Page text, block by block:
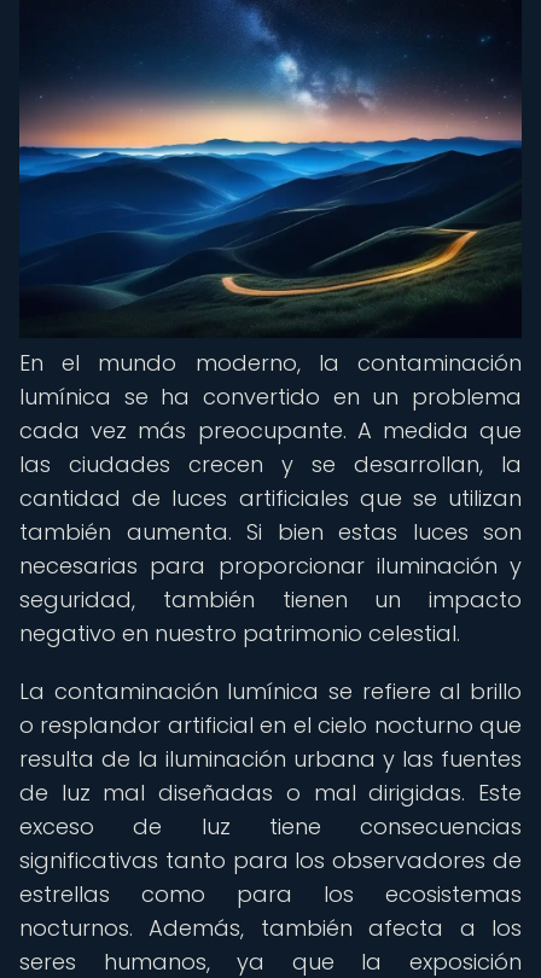
En el mundo moderno, la contaminación
lumínica se ha convertido en un problema
cada vez más preocupante. A medida que
las ciudades crecen y se desarrollan, la
cantidad de luces artificiales que se utilizan
también aumenta. Si bien estas luces son
necesarias para proporcionar iluminación y
seguridad, también tienen un impacto
negativo en nuestro patrimonio celestial.
La contaminación lumínica se refiere al brillo
o resplandor artificial en el cielo nocturno que
resulta de la iluminación urbana y las fuentes
de luz mal diseñadas o mal dirigidas. Este
exceso de luz tiene consecuencias
significativas tanto para los observadores de
estrellas como para los ecosistemas
nocturnos. Además, también afecta a los
seres humanos, ya que la exposición